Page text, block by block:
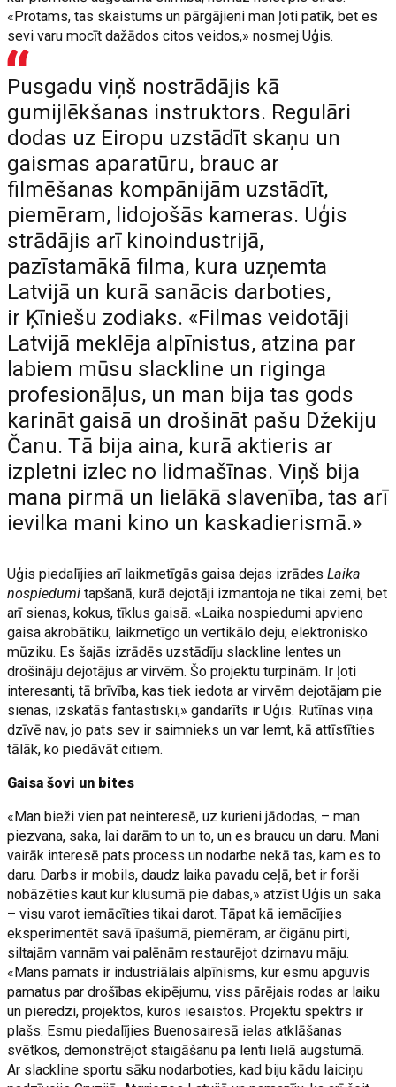
«Protams, tas skaistums un pārgājieni man ļoti patīk, bet es
sevi varu mocīt dažādos citos veidos,» nosmej Uģis.
Pusgadu viņš nostrādājis kā
gumijlēkšanas instruktors. Regulāri
dodas uz Eiropu uzstādīt skaņu un
gaismas aparatūru, brauc ar
filmēšanas kompānijām uzstādīt,
piemēram, lidojošās kameras. Uģis
strādājis arī kinoindustrijā,
pazīstamākā filma, kura uzņemta
Latvijā un kurā sanācis darboties,
ir Ķīniešu zodiaks. «Filmas veidotāji
Latvijā meklēja alpīnistus, atzina par
labiem mūsu slackline un riginga
profesionāļus, un man bija tas gods
karināt gaisā un drošināt pašu Džekiju
Čanu. Tā bija aina, kurā aktieris ar
izpletni izlec no lidmašīnas. Viņš bija
mana pirmā un lielākā slavenība, tas arī
ievilka mani kino un kaskadierismā.»
Uģis piedalījies arī laikmetīgās gaisa dejas izrādesLaika
nospiedumi tapšanā, kurā dejotāji izmantoja ne tikai zemi, bet
arī sienas, kokus, tīklus gaisā. «Laika nospiedumi apvieno
gaisa akrobātiku, laikmetīgo un vertikālo deju, elektronisko
mūziku. Es šajās izrādēs uzstādīju slackline lentes un
drošināju dejotājus ar virvēm. Šo projektu turpinām. Ir ļoti
interesanti, tā brīvība, kas tiek iedota ar virvēm dejotājam pie
sienas, izskatās fantastiski,» gandarīts ir Uģis. Rutīnas viņa
dzīvē nav, jo pats sev ir saimnieks un var lemt, kā attīstīties
tālāk, ko piedāvāt citiem.
Gaisa šovi un bites
«Man bieži vien pat neinteresē, uz kurieni jādodas, – man
piezvana, saka, lai darām to un to, un es braucu un daru. Mani
vairāk interesē pats process un nodarbe nekā tas, kam es to
daru. Darbs ir mobils, daudz laika pavadu ceļā, bet ir forši
nobāzēties kaut kur klusumā pie dabas,» atzīst Uģis un saka
– visu varot iemācīties tikai darot. Tāpat kā iemācījies
eksperimentēt savā īpašumā, piemēram, ar čigānu pirti,
siltajām vannām vai palēnām restaurējot dzirnavu māju.
«Mans pamats ir industriālais alpīnisms, kur esmu apguvis
pamatus par drošības ekipējumu, viss pārējais rodas ar laiku
un pieredzi, projektos, kuros iesaistos. Projektu spektrs ir
plašs. Esmu piedalījies Buenosairesā ielas atklāšanas
svētkos, demonstrējot staigāšanu pa lenti lielā augstumā.
Ar slackline sportu sāku nodarboties, kad biju kādu laiciņu